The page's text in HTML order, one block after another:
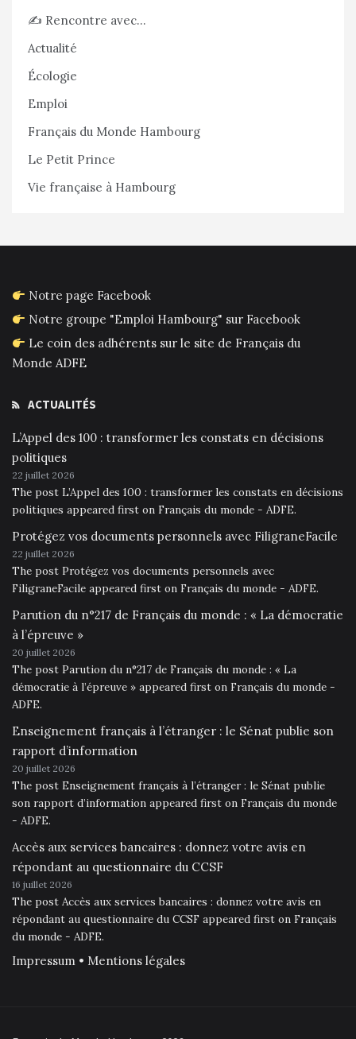
✍️ Rencontre avec…
Actualité
Écologie
Emploi
Français du Monde Hambourg
Le Petit Prince
Vie française à Hambourg
Notre page Facebook
Notre groupe "Emploi Hambourg" sur Facebook
Le coin des adhérents sur le site de Français du
Monde ADFE
ACTUALITÉS
L’Appel des 100 : transformer les constats en décisions
politiques
22 juillet 2026
The post L’Appel des 100 : transformer les constats en décisions
politiques appeared first on Français du monde - ADFE.
Protégez vos documents personnels avec FiligraneFacile
22 juillet 2026
The post Protégez vos documents personnels avec
FiligraneFacile appeared first on Français du monde - ADFE.
Parution du n°217 de Français du monde : « La démocratie
à l’épreuve »
20 juillet 2026
The post Parution du n°217 de Français du monde : « La
démocratie à l’épreuve » appeared first on Français du monde -
ADFE.
Enseignement français à l’étranger : le Sénat publie son
rapport d’information
20 juillet 2026
The post Enseignement français à l’étranger : le Sénat publie
son rapport d’information appeared first on Français du monde
- ADFE.
Accès aux services bancaires : donnez votre avis en
répondant au questionnaire du CCSF
16 juillet 2026
The post Accès aux services bancaires : donnez votre avis en
répondant au questionnaire du CCSF appeared first on Français
du monde - ADFE.
Impressum • Mentions légales